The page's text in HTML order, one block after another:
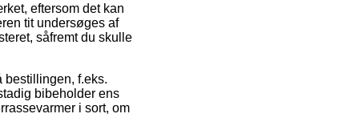
eftersom det kan
tit undersøges af
såfremt du skulle
bestillingen, f.eks.
bibeholder ens
i sort, om